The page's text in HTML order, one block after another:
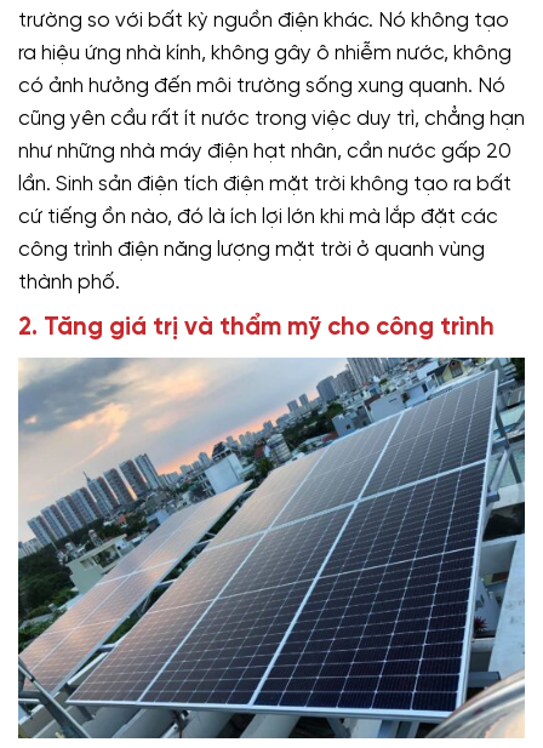
trường so với bất kỳ nguồn điện khác. Nó không tạo
ra hiệu ứng nhà kính, không gây ô nhiễm nước, không
có ảnh hưởng đến môi trường sống xung quanh. Nó
cũng yên cầu rất ít nước trong việc duy trì, chẳng hạn
như những nhà máy điện hạt nhân, cần nước gấp 20
lần. Sinh sản điện tích điện mặt trời không tạo ra bất
cứ tiếng ồn nào, đó là ích lợi lớn khi mà lắp đặt các
công trình điện năng lượng mặt trời ở quanh vùng
thành phố.
2. Tăng giá trị và thẩm mỹ cho công trình